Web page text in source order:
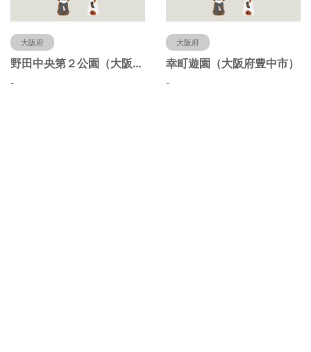
大阪府
野田中央第２公園（大阪府豊中市）
-
大阪府
幸町遊園（大阪府豊中市）
-